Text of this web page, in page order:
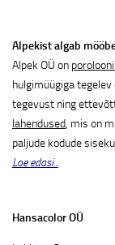
Alpekist algab
Alpek OÜ on
hulgimüügiga
tegevust ning
lahendused, mis on
paljude kodude
Loe edasi...
Hansacolor OÜ